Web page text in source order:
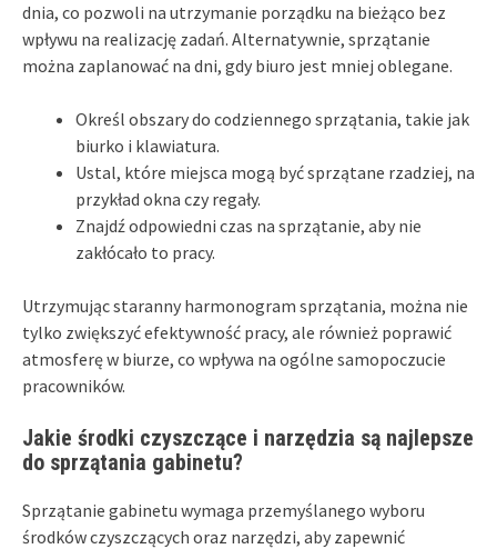
dnia, co pozwoli na utrzymanie porządku na bieżąco bez
wpływu na realizację zadań. Alternatywnie, sprzątanie
można zaplanować na dni, gdy biuro jest mniej oblegane.
Określ obszary do codziennego sprzątania, takie jak
biurko i klawiatura.
Ustal, które miejsca mogą być sprzątane rzadziej, na
przykład okna czy regały.
Znajdź odpowiedni czas na sprzątanie, aby nie
zakłócało to pracy.
Utrzymując staranny harmonogram sprzątania, można nie
tylko zwiększyć efektywność pracy, ale również poprawić
atmosferę w biurze, co wpływa na ogólne samopoczucie
pracowników.
Jakie środki czyszczące i narzędzia są najlepsze
do sprzątania gabinetu?
Sprzątanie gabinetu wymaga przemyślanego wyboru
środków czyszczących oraz narzędzi, aby zapewnić